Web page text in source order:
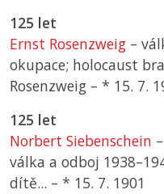
125 let
Ernst Rosenzweig –
okupace; holocaust
Rosenzweig – * 15. 7.
125 let
Norbert Siebenschein
válka a odboj
dítě... – * 15. 7. 1901